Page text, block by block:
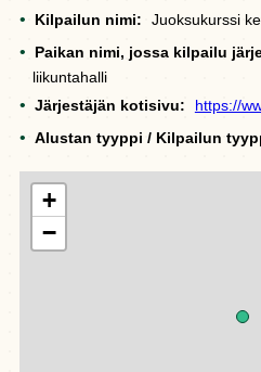
Kilpailun nimi:
Juoksukurssi
Paikan nimi, jossa kilpailu
liikuntahalli
Järjestäjän kotisivu:
https://
Alustan tyyppi / Kilpailun
+
−